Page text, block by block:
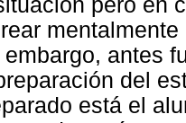
pero en
embargo, antes
del
está el